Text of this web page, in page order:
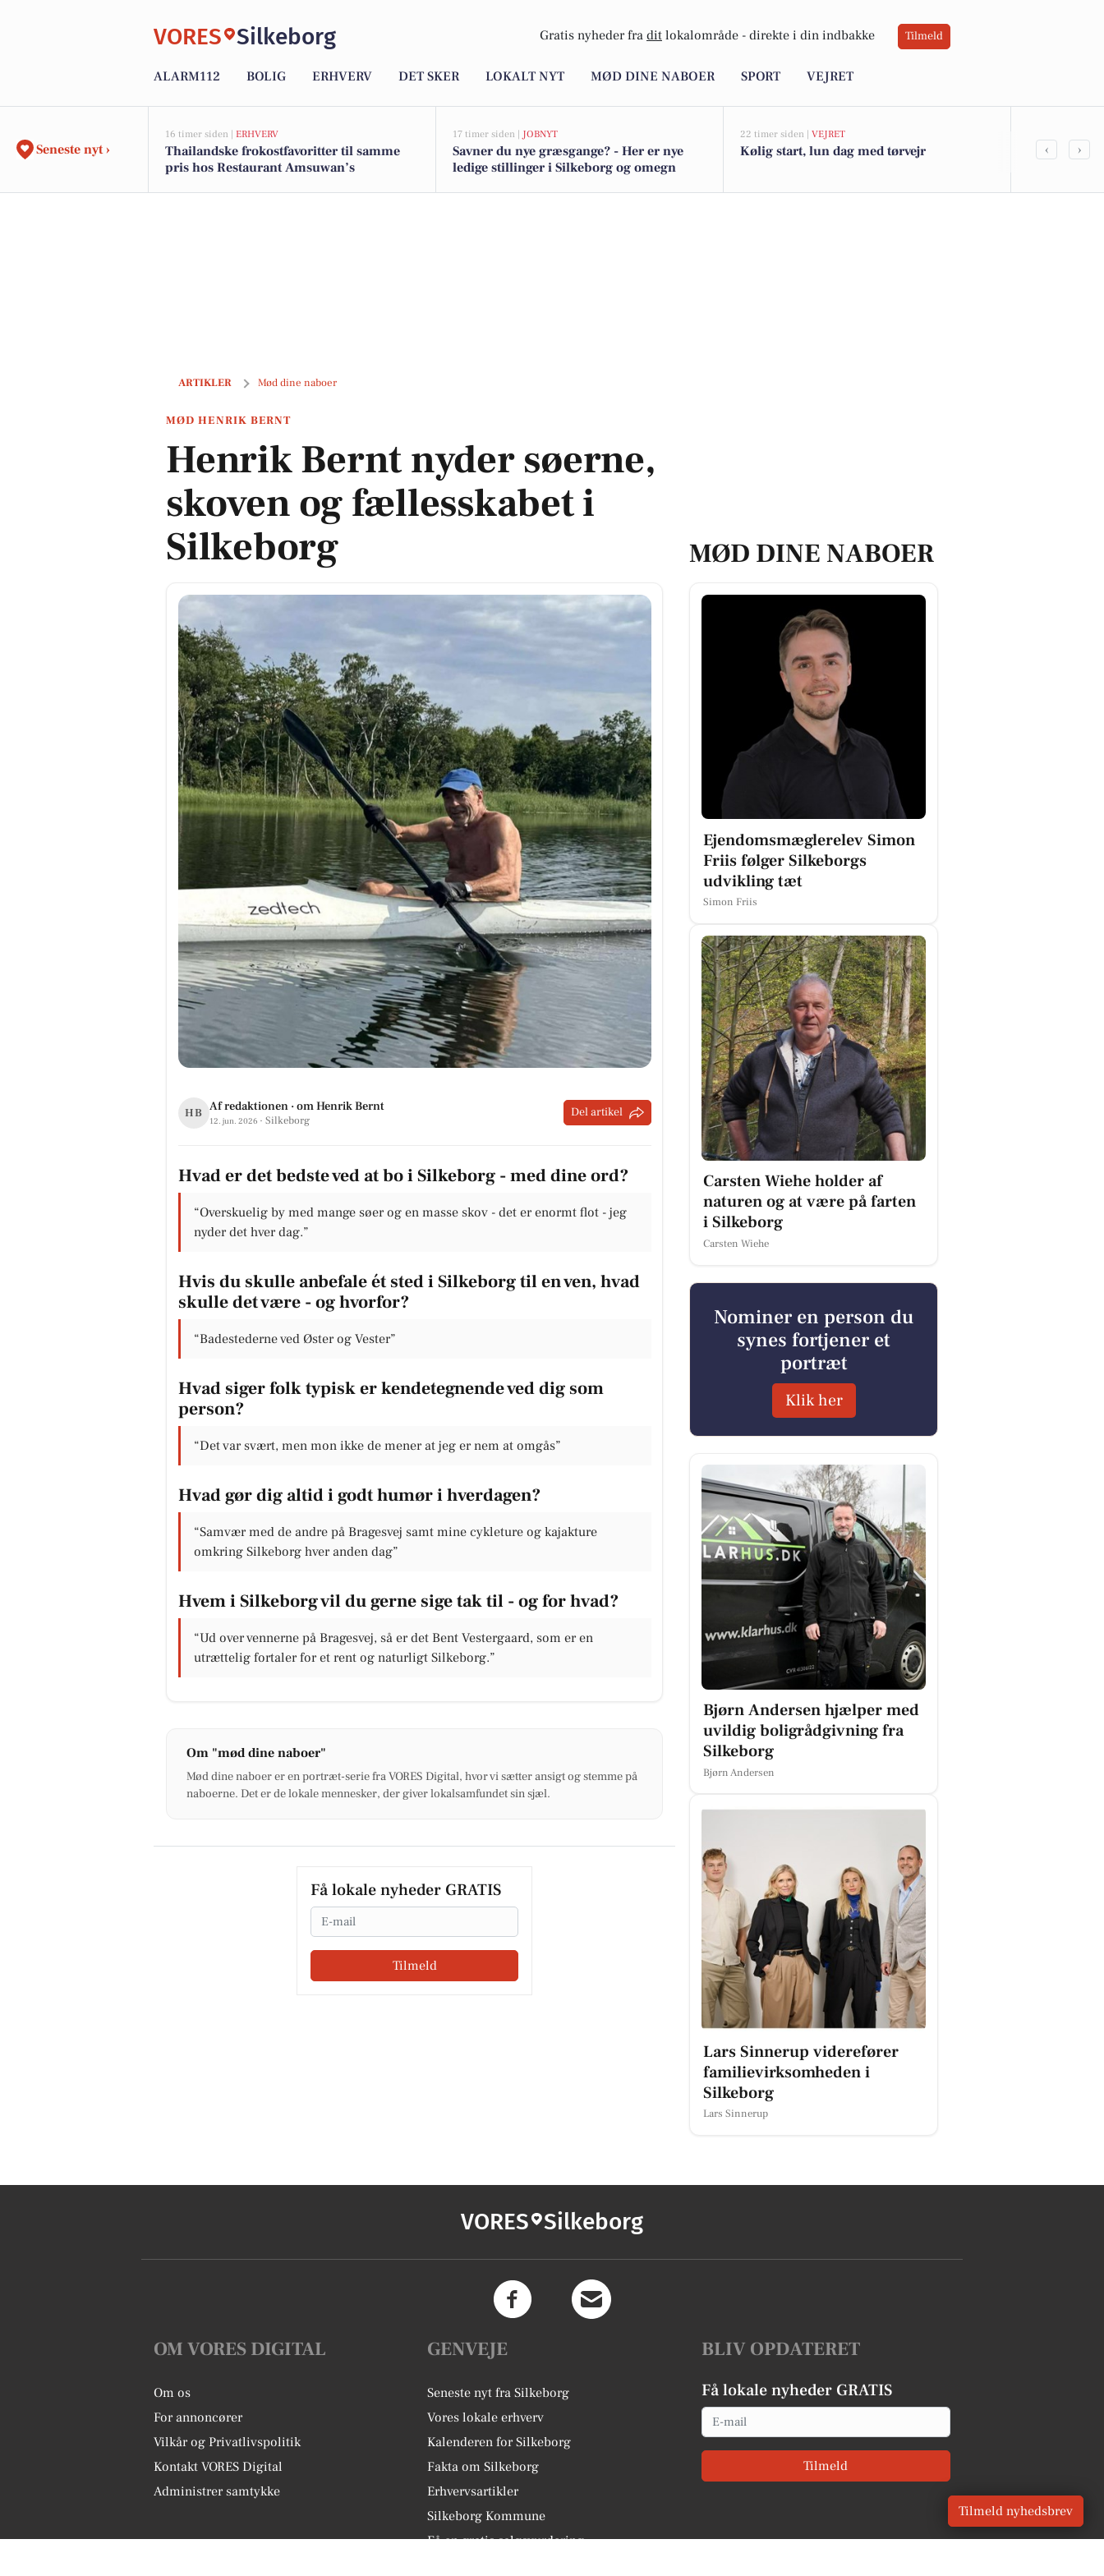
VORES Silkeborg Gratis nyheder fra dit lokalområde - direkte i din indbakke Tilmeld
ALARM112 BOLIG ERHVERV DET SKER LOKALT NYT MØD DINE NABOER SPORT VEJRET
Seneste nyt ›
16 timer siden | ERHVERV
Thailandske frokostfavoritter til samme
pris hos Restaurant Amsuwan’s
17 timer siden | JOBNYT
Savner du nye græsgange? - Her er nye
ledige stillinger i Silkeborg og omegn
22 timer siden | VEJRET
Kølig start, lun dag med tørvejr
Atami
‹ ›
ARTIKLER Mød dine naboer
Henrik Bernt nyder søerne, skoven og fællesskabet i Silkeborg
MØD HENRIK BERNT
Henrik Bernt nyder søerne,
skoven og fællesskabet i
Silkeborg
HB Af redaktionen · om Henrik Bernt
12. jun. 2026 · Silkeborg
Del artikel
Hvad er det bedste ved at bo i Silkeborg - med dine ord?
“Overskuelig by med mange søer og en masse skov - det er enormt flot - jeg
nyder det hver dag.”
Hvis du skulle anbefale ét sted i Silkeborg til en ven, hvad
skulle det være - og hvorfor?
“Badestederne ved Øster og Vester”
Hvad siger folk typisk er kendetegnende ved dig som
person?
“Det var svært, men mon ikke de mener at jeg er nem at omgås”
Hvad gør dig altid i godt humør i hverdagen?
“Samvær med de andre på Bragesvej samt mine cykleture og kajakture
omkring Silkeborg hver anden dag”
Hvem i Silkeborg vil du gerne sige tak til - og for hvad?
“Ud over vennerne på Bragesvej, så er det Bent Vestergaard, som er en
utrættelig fortaler for et rent og naturligt Silkeborg.”
Om "mød dine naboer"
Mød dine naboer er en portræt-serie fra VORES Digital, hvor vi sætter ansigt og stemme på
naboerne. Det er de lokale mennesker, der giver lokalsamfundet sin sjæl.
Få lokale nyheder GRATIS
Email
Tilmeld
MØD DINE NABOER
Ejendomsmæglerelev Simon
Friis følger Silkeborgs
udvikling tæt
Simon Friis
Carsten Wiehe holder af
naturen og at være på farten
i Silkeborg
Carsten Wiehe
Nominer en person du
synes fortjener et
portræt
Klik her
Bjørn Andersen hjælper med
uvildig boligrådgivning fra
Silkeborg
Bjørn Andersen
Lars Sinnerup viderefører
familievirksomheden i
Silkeborg
Lars Sinnerup
VORES Silkeborg
OM VORES DIGITAL
Om os
For annoncører
Vilkår og Privatlivspolitik
Kontakt VORES Digital
Administrer samtykke
GENVEJE
Seneste nyt fra Silkeborg
Vores lokale erhverv
Kalenderen for Silkeborg
Fakta om Silkeborg
Erhvervsartikler
Silkeborg Kommune
Få en gratis salgsvurdering
BLIV OPDATERET
Få lokale nyheder GRATIS
Email
Tilmeld
Tilmeld nyhedsbrev